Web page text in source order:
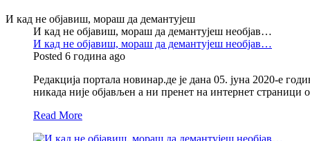
И кад не објавиш, мораш да демантујеш
И кад не објавиш, мораш да демантујеш необјав…
И кад не објавиш, мораш да демантујеш необјав…
Posted 6 година ago
Редакција портала новинар.де је дана 05. јуна 2020-е
никада није објављен а ни пренет на интернет страници
Read More